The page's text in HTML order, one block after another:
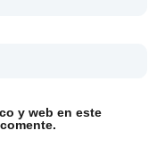
y web en este